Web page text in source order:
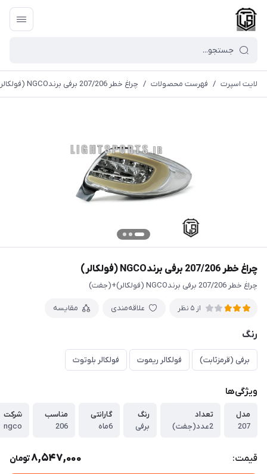
لایت اسپرت / فهرست محصولات / چراغ خطر 207/206 برفی برندNGCO (فولکالر)
چراغ خطر 207/206 برفی برندNGCO (فولکالر)
چراغ خطر 207/206 برفی برندNGCO (فولکالر)+(جفت)
از 5 نظر علاقه‌مندی مقایسه
رنگ
برفی (قرمزثابت) فولکالر ریموت فولکالر بلوتوث
ویژگی‌ها
مدل
207
تعداد
2عدد(جفت)
رنگ
برفی
گارانتی
6ماه
مناسب
206
شرکت
ngco
قیمت: 8,547,000تومان